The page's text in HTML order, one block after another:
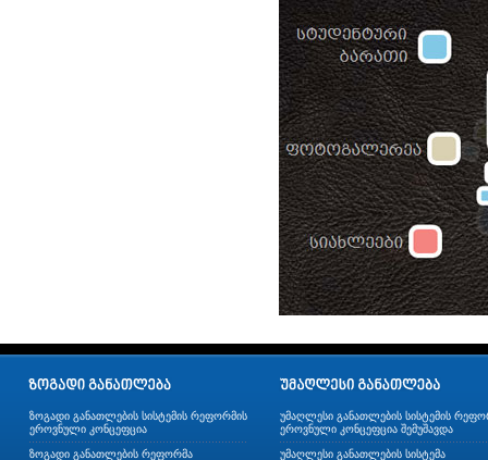
ზოგადი განათლების სისტემის რეფორმის
ეროვნული კონცეფცია
ზოგადი განათლების რეფორმა
უმაღლესი განათლების სისტემის
ეროვნული კონცეფცია შემუშავდა
უმაღლესი განათლების სისტემა